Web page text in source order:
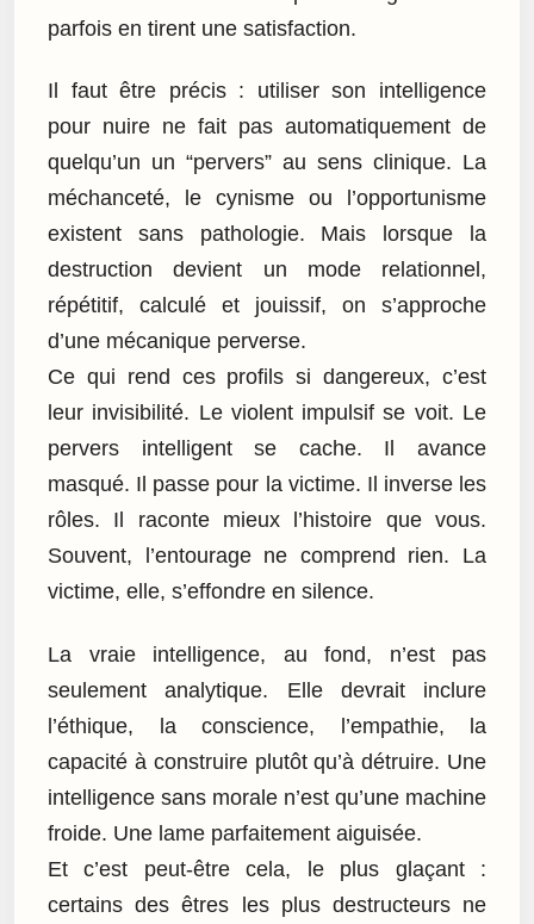
parfois en tirent une satisfaction.
Il faut être précis : utiliser son intelligence
pour nuire ne fait pas automatiquement de
quelqu’un un “pervers” au sens clinique. La
méchanceté, le cynisme ou l’opportunisme
existent sans pathologie. Mais lorsque la
destruction devient un mode relationnel,
répétitif, calculé et jouissif, on s’approche
d’une mécanique perverse.
Ce qui rend ces profils si dangereux, c’est
leur invisibilité. Le violent impulsif se voit. Le
pervers intelligent se cache. Il avance
masqué. Il passe pour la victime. Il inverse les
rôles. Il raconte mieux l’histoire que vous.
Souvent, l’entourage ne comprend rien. La
victime, elle, s’effondre en silence.
La vraie intelligence, au fond, n’est pas
seulement analytique. Elle devrait inclure
l’éthique, la conscience, l’empathie, la
capacité à construire plutôt qu’à détruire. Une
intelligence sans morale n’est qu’une machine
froide. Une lame parfaitement aiguisée.
Et c’est peut-être cela, le plus glaçant :
certains des êtres les plus destructeurs ne